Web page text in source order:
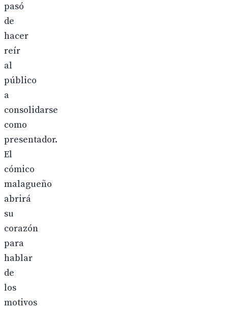
pasó
de
hacer
reír
al
público
a
consolidarse
como
presentador.
El
cómico
malagueño
abrirá
su
corazón
para
hablar
de
los
motivos